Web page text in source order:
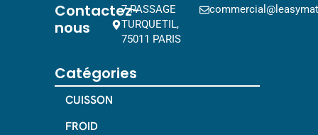
Contactez-
nous
7 PASSAGE
TURQUETIL,
75011 PARIS
Catégories
CUISSON
FROID